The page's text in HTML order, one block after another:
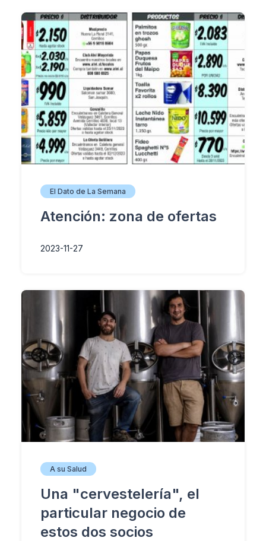
El Dato de La Semana
Atención: zona de ofertas
2023-11-27
A su Salud
Una "cervestelería", el
particular negocio de
estos dos socios